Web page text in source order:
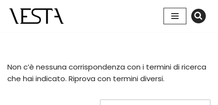
Vai
Non c’è nessuna corrispondenza con i termini di ricerca
che hai indicato. Riprova con termini diversi.